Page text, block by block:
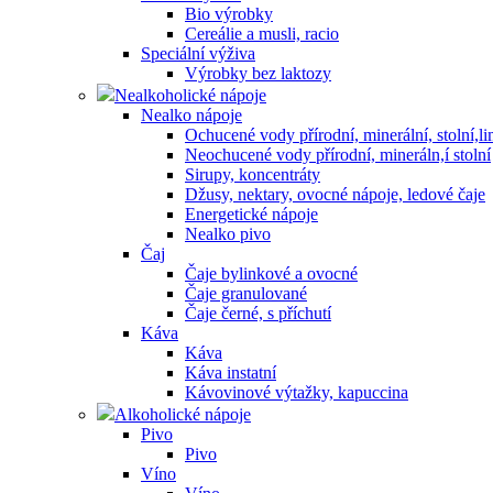
Bio výrobky
Cereálie a musli, racio
Speciální výživa
Výrobky bez laktozy
Nealkoholické nápoje
Nealko nápoje
Ochucené vody přírodní, minerální,
Neochucené vody přírodní, mineráln,í stolní
Sirupy, koncentráty
Džusy, nektary, ovocné nápoje, ledové čaje
Energetické nápoje
Nealko pivo
Čaj
Čaje bylinkové a ovocné
Čaje granulované
Čaje černé, s příchutí
Káva
Káva
Káva instatní
Kávovinové výtažky, kapuccina
Alkoholické nápoje
Pivo
Pivo
Víno